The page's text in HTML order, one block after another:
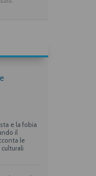
e la fobia
il
le